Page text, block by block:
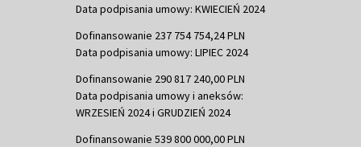
Data podpisania umowy: KWIECIEŃ 2024
Dofinansowanie 237 754 754,24 PLN
Data podpisania umowy: LIPIEC 2024
Dofinansowanie 290 817 240,00 PLN
Data podpisania umowy i aneksów:
WRZESIEŃ 2024 i GRUDZIEŃ 2024
Dofinansowanie 539 800 000,00 PLN